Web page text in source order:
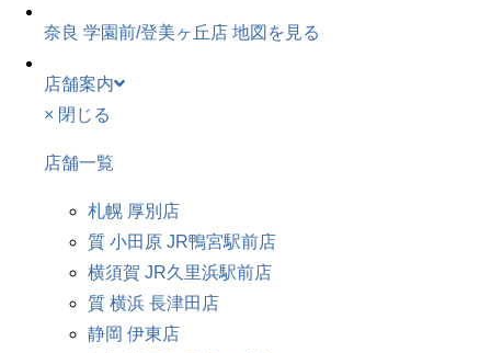
奈良 学園前/登美ヶ丘店 地図を見る
店舗案内
× 閉じる
店舗一覧
札幌 厚別店
質 小田原 JR鴨宮駅前店
横須賀 JR久里浜駅前店
質 横浜 長津田店
静岡 伊東店